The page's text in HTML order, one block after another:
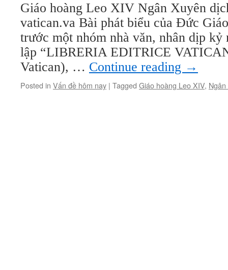
Giáo hoàng Leo XIV Ngân Xuyên
vatican.va Bài phát biểu của Đức
trước một nhóm nhà văn, nhân dịp kỷ
lập “LIBRERIA EDITRICE
Vatican), … Continue reading →
Posted in Vấn đề hôm nay | Tagged Giáo hoàng Leo XIV,